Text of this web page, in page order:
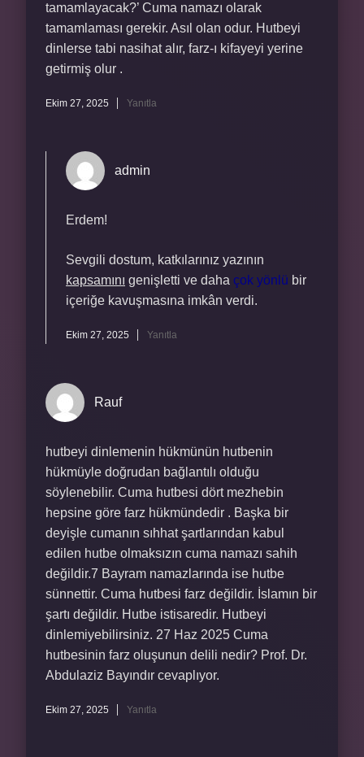
tamamlayacak?’ Cuma namazı olarak
tamamlaması gerekir. Asıl olan odur. Hutbeyi
dinlerse tabi nasihat alır, farz-ı kifayeyi yerine
getirmiş olur .
Ekim 27, 2025 Yanıtla
admin
Erdem!
Sevgili dostum, katkılarınız yazının
kapsamını genişletti ve daha çok yönlü bir
içeriğe kavuşmasına imkân verdi.
Ekim 27, 2025 Yanıtla
Rauf
hutbeyi dinlemenin hükmünün hutbenin
hükmüyle doğrudan bağlantılı olduğu
söylenebilir. Cuma hutbesi dört mezhebin
hepsine göre farz hükmündedir . Başka bir
deyişle cumanın sıhhat şartlarından kabul
edilen hutbe olmaksızın cuma namazı sahih
değildir.7 Bayram namazlarında ise hutbe
sünnettir. Cuma hutbesi farz değildir. İslamın bir
şartı değildir. Hutbe istisaredir. Hutbeyi
dinlemiyebilirsiniz. 27 Haz 2025 Cuma
hutbesinin farz oluşunun delili nedir? Prof. Dr.
Abdulaziz Bayındır cevaplıyor.
Ekim 27, 2025 Yanıtla